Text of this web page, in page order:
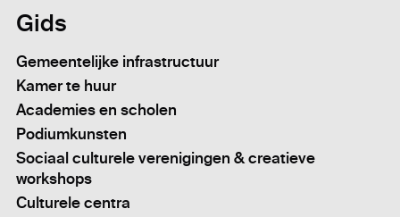
Gids
Gemeentelijke infrastructuur
Kamer te huur
Academies en scholen
Podiumkunsten
Sociaal culturele verenigingen & creatieve
workshops
Culturele centra